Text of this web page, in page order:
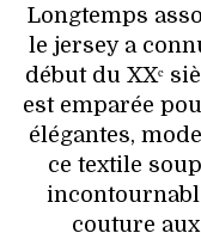
Longtemps
le jersey a
début du XXᵉ
est emparée
élégantes,
ce textile
couture